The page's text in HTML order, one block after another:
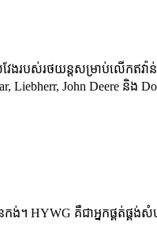
វែង​របស់​រថយន្ត​សម្រាប់​លើក​ឥវ៉
John Deere និង
កង់។ HYWG គឺជាអ្នកផ្គត់